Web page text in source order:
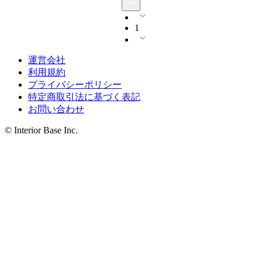
1
運営会社
利用規約
プライバシーポリシー
特定商取引法に基づく表記
お問い合わせ
© Interior Base Inc.